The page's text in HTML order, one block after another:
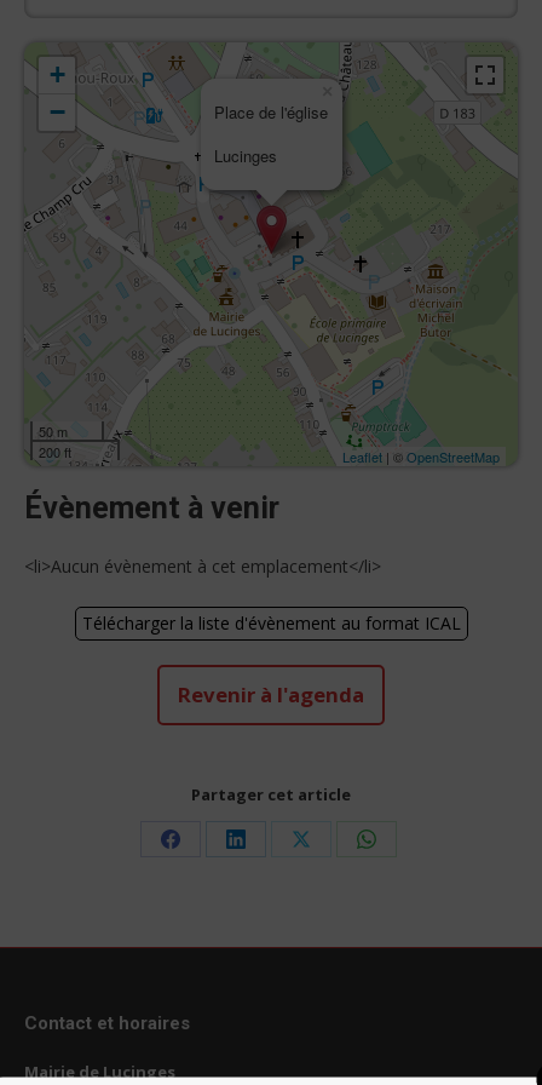
Place de l'église
Lucinges
+
−
50 m
200 ft
Leaflet | ©OpenStreetMap
Évènement à venir
<li>Aucun évènement à cet emplacement</li>
Télécharger la liste d'évènement au format ICAL
Revenir à l'agenda
Partager cet article
Share
Share
Share
Share
Contact et horaires
Mairie de Lucinges